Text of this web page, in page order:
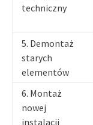
techniczny
5. Demontaż
starych
elementów
6. Montaż
nowej
instalacji